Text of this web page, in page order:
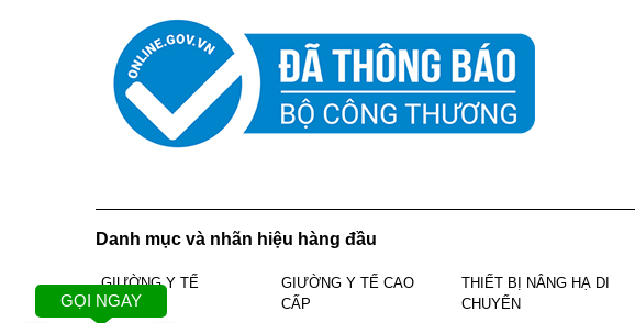
Danh mục và nhãn hiệu hàng đầu
GIƯỜNG Y TẾ
GIƯỜNG Y TẾ CAO
CẤP
THIẾT BỊ NÂNG HẠ DI
CHUYỂN
GỌI NGAY